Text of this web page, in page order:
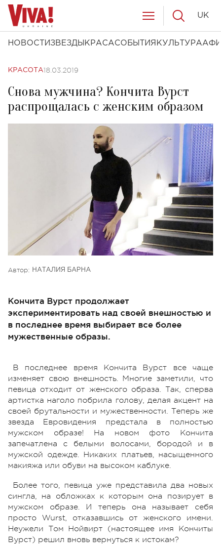
НОВОСТИ ЗВЕЗДЫ КРАСАСОБЫТИЯ КУЛЬТУРА
UK
КРАСОТА18.03.2019
Снова мужчина? Кончита Вурст
распрощалась с женским образом
Автор: НАТАЛИЯ БАРНА
Кончита Вурст продолжает
экспериментировать над своей внешностью и
в последнее время выбирает все более
мужественные образы.
В последнее время Кончита Вурст все чаще
изменяет свою внешность. Многие заметили, что
певица отходит от женского образа. Так, сперва
артистка наголо побрила голову, делая акцент на
своей брутальности и мужественности. Теперь же
звезда Евровидения предстала в полностью
мужском образе! На новом фото Кончита
запечатлена с белыми волосами, бородой и в
мужской одежде. Никаких платьев, насыщенного
макияжа или обуви на высоком каблуке.
Более того, певица уже представила два новых
сингла, на обложках к которым она позирует в
мужском образе. И теперь она называет себя
просто Wurst, отказавшись от женского имени.
Неужели Том Нойвирт (настоящее имя Кончиты
Вурст) решил вновь вернуться к истокам?